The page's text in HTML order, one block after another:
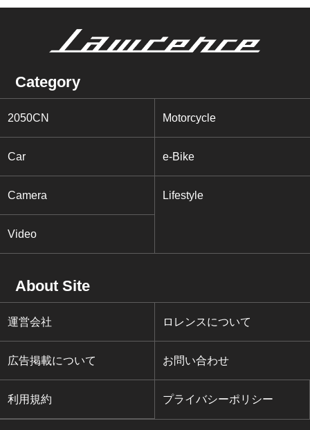
Category
2050CN Motorcycle
Car e-Bike
Camera Lifestyle
Video
About Site
運営会社 ロレンスについて
広告掲載について お問い合わせ
利用規約 プライバシーポリシー